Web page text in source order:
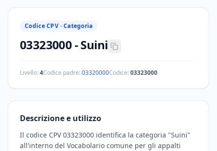
Codice CPV · Categoria
03323000-Suini
Livello:4Codice padre:03320000Codice:03323000
Descrizione e utilizzo
Il codice CPV 03323000 identifica la categoria "Suini"
all'interno del Vocabolario comune per gli appalti